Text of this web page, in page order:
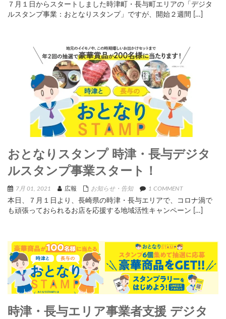
７月１日からスタートしました時津町・長与町エリアの「デジタ
ルスタンプ事業：おとなりスタンプ」ですが、開始２週間 […]
おとなりスタンプ 時津・長与デジタ
ルスタンプ事業スタート！
7月 01, 2021 広報 お知らせ・告知 1 COMMENT
本日、７月１日より、長崎県の時津・長与エリアで、コロナ渦で
も頑張っておられるお店を応援する地域活性キャンペーン […]
時津・長与エリア事業者支援 デジタ